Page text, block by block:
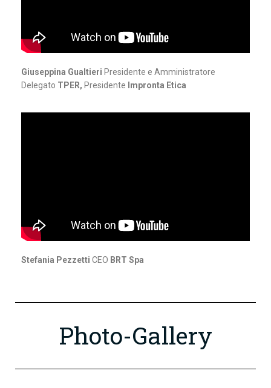
Giuseppina Gualtieri Presidente e Amministratore
Delegato TPER, Presidente Impronta Etica
Stefania Pezzetti CEO BRT Spa
Photo-Gallery